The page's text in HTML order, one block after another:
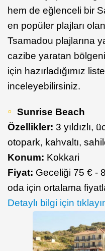
hem de eğlenceli bir
en popüler plajları
Tsamadou plajlarına
cazibe yaratan
için hazırladığımız
inceleyebilirsiniz.
Sunrise Beach
Özellikler: 3 yıldızlı,
otopark, kahvaltı,
Konum: Kokkari
Fiyat: Geceliği 75 € -
oda için ortalama
Detaylı bilgi için